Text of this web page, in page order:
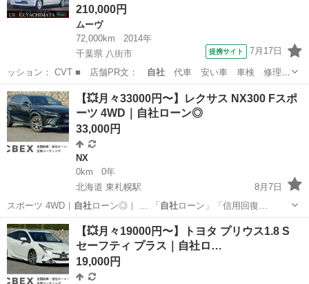
210,000円
ムーヴ
72,000km
2014年
千葉県 八街市
提携サイト 7月17日
ッション： CVT ■ 店舗PR文： 自社代車 安い車 車検 修理
保険 クレ…
千葉 八街市 ムーヴ
【💥月々33000円〜】レクサス NX300 Fスポ
ーツ 4WD｜自社ローン◎
33,000円
NX
0km
0年
北海道 東札幌駅
8月7日
スポーツ 4WD｜ 自社 ローン◎｜ … 「 自社ローン」「信用回復…
北海道 札幌市 東札幌駅 NX
【💥月々19000円〜】トヨタ プリウス1.8 S
セーフティ プラス｜自社ロ…
19,000円